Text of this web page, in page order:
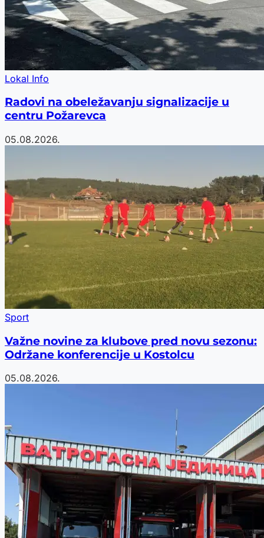
Lokal Info
Radovi na obeležavanju signalizacije u
centru Požarevca
05.08.2026.
Sport
Važne novine za klubove pred novu sezonu:
Održane konferencije u Kostolcu
05.08.2026.